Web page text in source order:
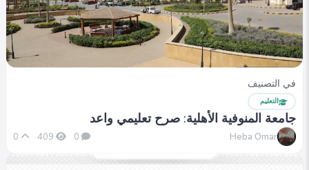
في التصنيف
التعليم
جامعة المنوفية الأهلية: صرح تعليمي واعد
Heba Omar
0
409